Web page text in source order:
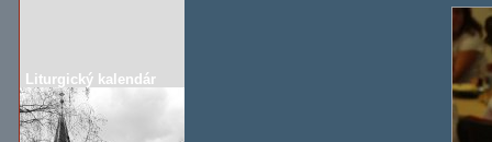
Liturgický kalendár